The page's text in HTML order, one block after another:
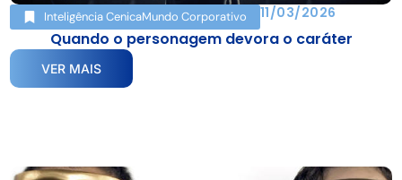
Inteligência CenicaMundo Corporativo 11/03/2026
Quando o personagem devora o caráter
VER MAIS